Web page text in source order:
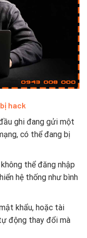
hack
ghi đang gửi một
có thể đang bị
thể đăng nhập
hệ thống như bình
khẩu, hoặc tài
động thay đổi mà